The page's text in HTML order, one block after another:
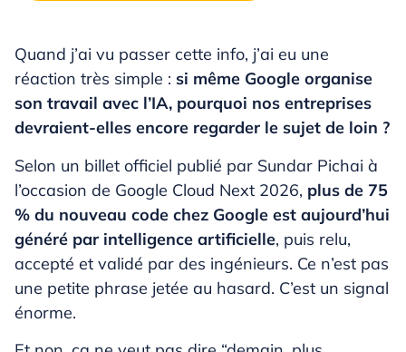
Quand j’ai vu passer cette info, j’ai eu une
réaction très simple : si même Google organise
son travail avec l’IA, pourquoi nos entreprises
devraient-elles encore regarder le sujet de loin ?
Selon un billet officiel publié par Sundar Pichai à
l’occasion de Google Cloud Next 2026, plus de 75
% du nouveau code chez Google est aujourd’hui
généré par intelligence artificielle, puis relu,
accepté et validé par des ingénieurs. Ce n’est pas
une petite phrase jetée au hasard. C’est un signal
énorme.